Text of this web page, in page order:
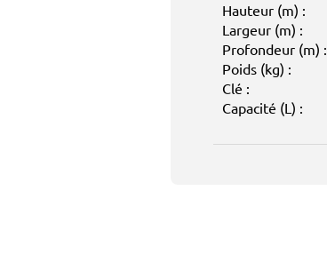
Hauteur (m) :
Largeur (m) :
Profondeur (m) :
Poids (kg) :
Clé :
Capacité (L) :